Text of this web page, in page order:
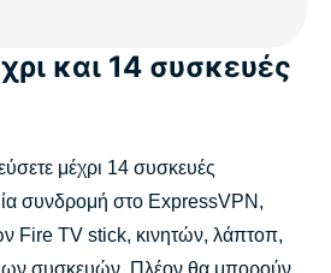
και 14 συσκευές
μέχρι 14 συσκευές
συνδρομή στο ExpressVPN,
Fire TV stick, κινητών, λάπτοπ,
συσκευών. Πλέον θα μπορούν